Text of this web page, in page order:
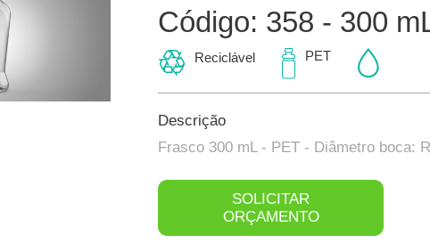
Código: 358 - 300
Reciclável PET
Descrição
Frasco 300 mL - PET - Diâmetro boca:
SOLICITAR
ORÇAMENTO